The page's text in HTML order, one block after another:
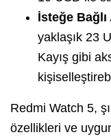
İsteğe
yaklaşık 23
Kayış gibi
Redmi Watch 5,
özellikleri ve